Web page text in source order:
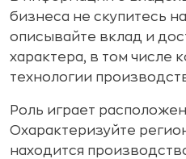
бизнеса не скупитесь
описывайте вклад и
характера, в том числе
технологии
Роль играет
Охарактеризуйте
находится